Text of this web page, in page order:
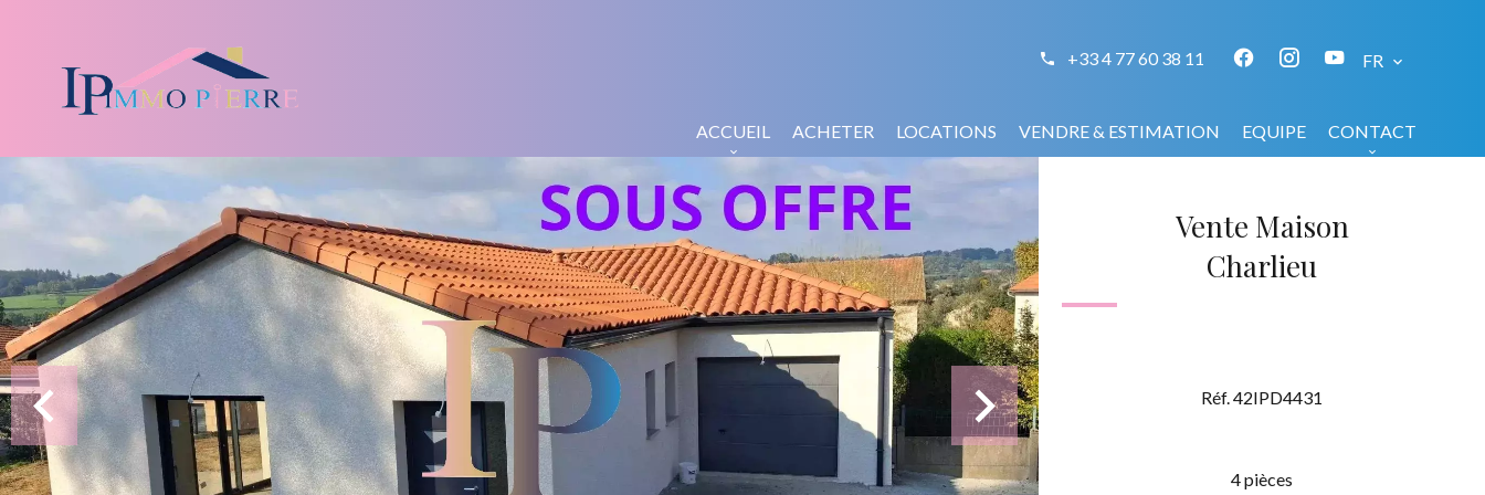
+33 4 77 60 38 11 FR
ACCUEIL ACHETER LOCATIONS VENDRE & ESTIMATION EQUIPE CONTACT
Vente Maison
Charlieu
Réf. 42IPD4431
4 pièces